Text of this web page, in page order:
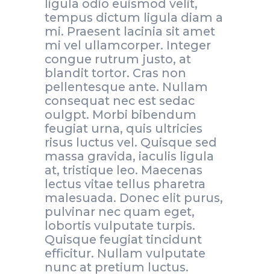
ligula odio euismod velit,
tempus dictum ligula diam a
mi. Praesent lacinia sit amet
mi vel ullamcorper. Integer
congue rutrum justo, at
blandit tortor. Cras non
pellentesque ante. Nullam
consequat nec est sedac
oulgpt. Morbi bibendum
feugiat urna, quis ultricies
risus luctus vel. Quisque sed
massa gravida, iaculis ligula
at, tristique leo. Maecenas
lectus vitae tellus pharetra
malesuada. Donec elit purus,
pulvinar nec quam eget,
lobortis vulputate turpis.
Quisque feugiat tincidunt
efficitur. Nullam vulputate
nunc at pretium luctus.